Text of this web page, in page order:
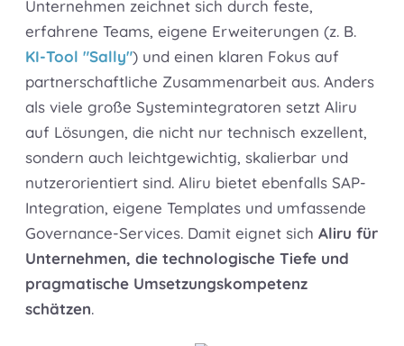
Unternehmen zeichnet sich durch feste,
erfahrene Teams, eigene Erweiterungen (z. B.
KI-Tool "Sally") und einen klaren Fokus auf
partnerschaftliche Zusammenarbeit aus. Anders
als viele große Systemintegratoren setzt Aliru
auf Lösungen, die nicht nur technisch exzellent,
sondern auch leichtgewichtig, skalierbar und
nutzerorientiert sind. Aliru bietet ebenfalls SAP-
Integration, eigene Templates und umfassende
Governance-Services. Damit eignet sich Aliru für
Unternehmen, die technologische Tiefe und
pragmatische Umsetzungskompetenz
schätzen.